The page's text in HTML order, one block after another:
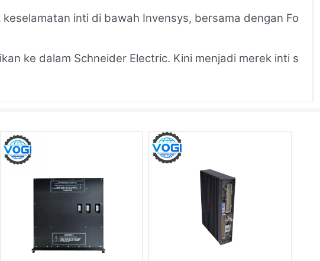
inti di bawah Invensys, bersama dengan Fo
ke dalam Schneider Electric. Kini menjadi merek inti s